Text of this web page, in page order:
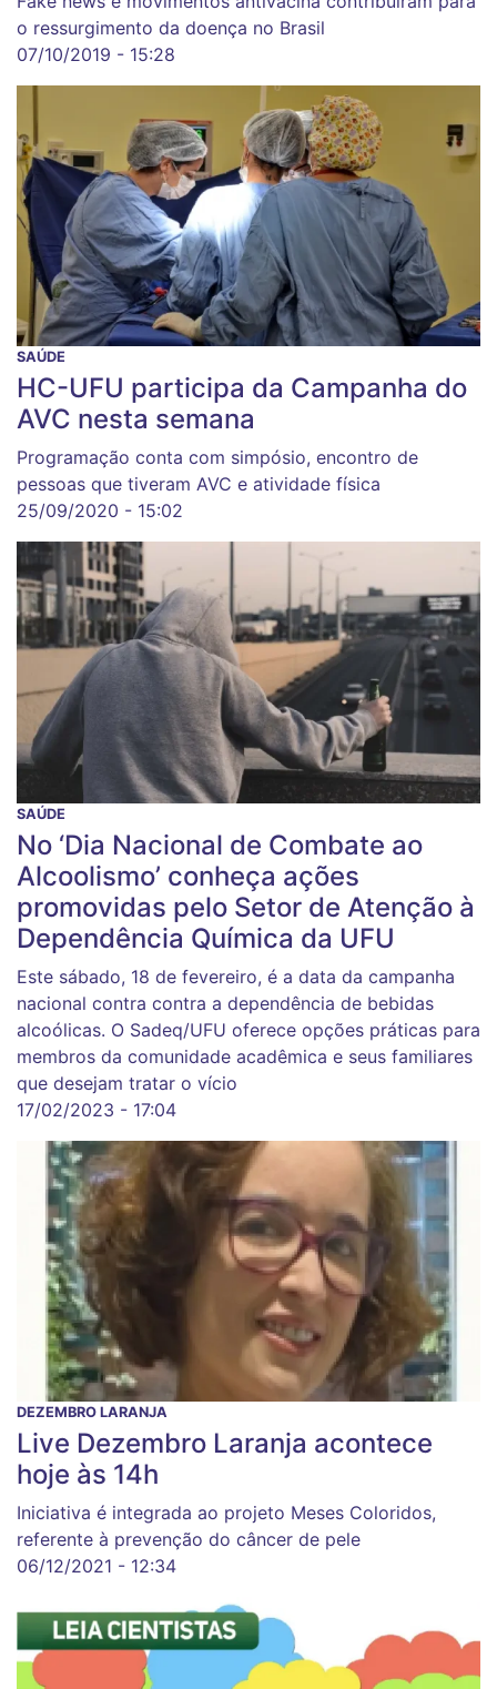
o ressurgimento da doença no Brasil
07/10/2019 - 15:28
SAÚDE
HC-UFU participa da Campanha do
AVC nesta semana
Programação conta com simpósio, encontro de
pessoas que tiveram AVC e atividade física
25/09/2020 - 15:02
SAÚDE
No ‘Dia Nacional de Combate ao
Alcoolismo’ conheça ações
promovidas pelo Setor de Atenção à
Dependência Química da UFU
Este sábado, 18 de fevereiro, é a data da campanha
nacional contra contra a dependência de bebidas
alcoólicas. O Sadeq/UFU oferece opções práticas para
membros da comunidade acadêmica e seus familiares
que desejam tratar o vício
17/02/2023 - 17:04
DEZEMBRO LARANJA
Live Dezembro Laranja acontece
hoje às 14h
Iniciativa é integrada ao projeto Meses Coloridos,
referente à prevenção do câncer de pele
06/12/2021 - 12:34